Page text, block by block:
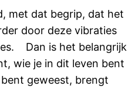
met dat begrip, dat het
door deze vibraties
Dan is het belangrijk
wie je in dit leven bent
geweest, brengt